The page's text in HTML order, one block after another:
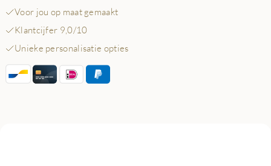
Voor jou op maat gemaakt
Klantcijfer 9,0/10
Unieke personalisatie opties